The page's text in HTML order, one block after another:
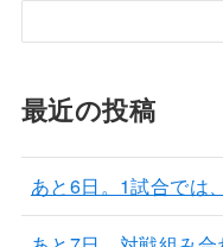
最近の投稿
あと6日。1試合では